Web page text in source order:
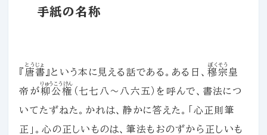
手紙の名称
『 唐書
とうじょ
』という本に見える話である。ある日、穆宗
ぼくそう
皇
帝が柳公権
りゅうこうけん
（七七八～八六五）を呼んで、書法につ
いてたずねた。かれは、静かに答えた。「心正則筆
正」。心の正しいものは、筆法もおのずから正しいも